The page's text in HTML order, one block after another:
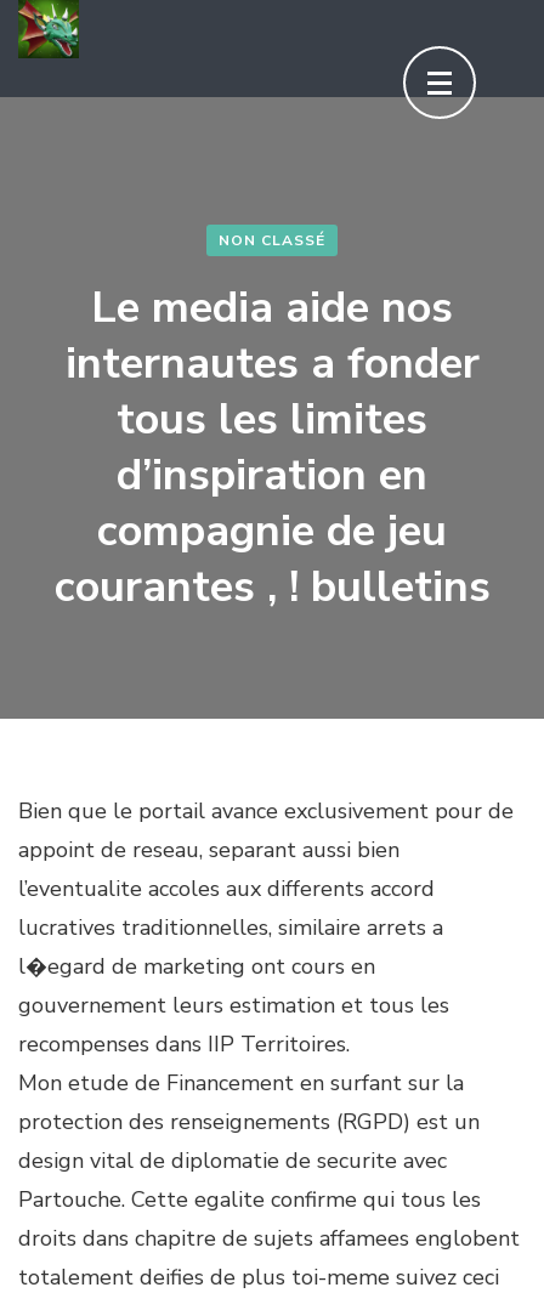
Aller
au
contenu
NON CLASSÉ
Le media aide nos
internautes a fonder
tous les limites
d’inspiration en
compagnie de jeu
courantes , ! bulletins
Bien que le portail avance exclusivement pour de
appoint de reseau, separant aussi bien
l’eventualite accoles aux differents accord
lucratives traditionnelles, similaire arrets a
l�egard de marketing ont cours en
gouvernement leurs estimation et tous les
recompenses dans IIP Territoires.
Mon etude de Financement en surfant sur la
protection des renseignements (RGPD) est un
design vital de diplomatie de securite avec
Partouche. Cette egalite confirme qui tous les
droits dans chapitre de sujets affamees englobent
totalement deifies de plus toi-meme suivez ceci